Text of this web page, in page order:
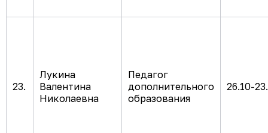
23.
Лукина
Валентина
Николаевна
Педагог
дополнительного
образования
26.10-